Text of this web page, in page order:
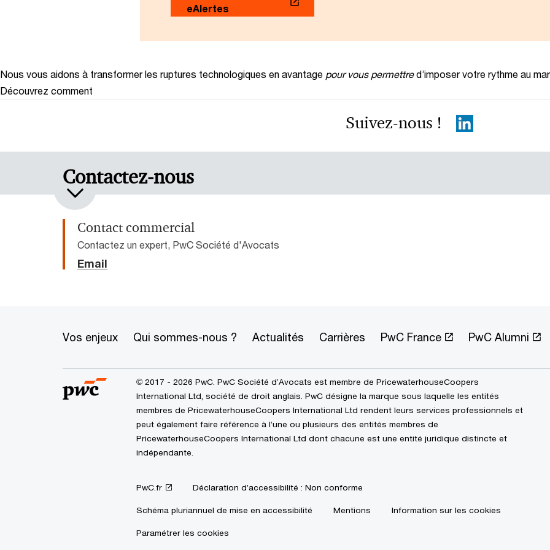
eAlertes
Nous vous aidons à transformer les ruptures technologiques en avantage pour vous permettre d’imposer votre rythme au
Découvrez comment
Suivez-nous !
Contactez-nous
Contact commercial
Contactez un expert, PwC Société d'Avocats
Email
Vos enjeux Qui sommes-nous ? Actualités Carrières PwC France PwC Alumni
© 2017 - 2026 PwC. PwC Société d’Avocats est membre de PricewaterhouseCoopers
International Ltd, société de droit anglais. PwC désigne la marque sous laquelle les entités
membres de PricewaterhouseCoopers International Ltd rendent leurs services professionnels et
peut également faire référence à l’une ou plusieurs des entités membres de
PricewaterhouseCoopers International Ltd dont chacune est une entité juridique distincte et
indépendante.
PwC.fr Déclaration d’accessibilité : Non conforme
Schéma pluriannuel de mise en accessibilité Mentions Information sur les cookies
Paramétrer les cookies